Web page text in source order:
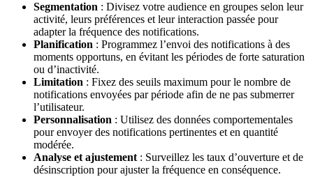
Segmentation : Divisez votre audience en groupes selon leur
activité, leurs préférences et leur interaction passée pour
adapter la fréquence des notifications.
Planification : Programmez l’envoi des notifications à des
moments opportuns, en évitant les périodes de forte saturation
ou d’inactivité.
Limitation : Fixez des seuils maximum pour le nombre de
notifications envoyées par période afin de ne pas submerrer
l’utilisateur.
Personnalisation : Utilisez des données comportementales
pour envoyer des notifications pertinentes et en quantité
modérée.
Analyse et ajustement : Surveillez les taux d’ouverture et de
désinscription pour ajuster la fréquence en conséquence.